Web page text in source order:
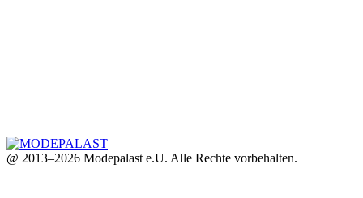
@ 2013–2026 Modepalast e.U. Alle Rechte vorbehalten.